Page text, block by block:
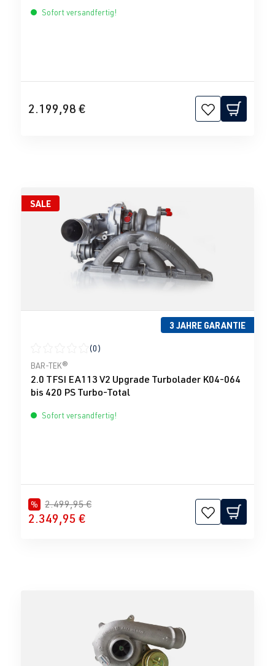
Sofort versandfertig!
2.199,98 €
SALE
3 JAHRE GARANTIE
Durchschnittliche Bewertung von 0 von 5 Sternen
(0)
BAR-TEK®
2.0 TFSI EA113 V2 Upgrade Turbolader K04-064
bis 420 PS Turbo-Total
Sofort versandfertig!
% 2.499,95 €
2.349,95 €